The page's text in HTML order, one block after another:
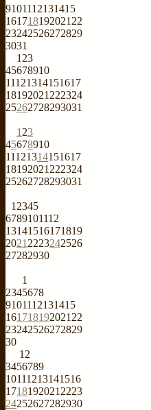
9101112131415
161718192021 22
23242526272829
3031
1 23
45678910
11121314151617
18192021 222324
25262728293031
1 23
45678910
11121314151617
18192021 222324
25262728293031
1 2345
6789101112
13141516171819
2021 2223242526
27282930
1
2345678
9101112131415
161718192021 22
23242526272829
30
1 2
3456789
10111213141516
1718192021 2223
24252627282930